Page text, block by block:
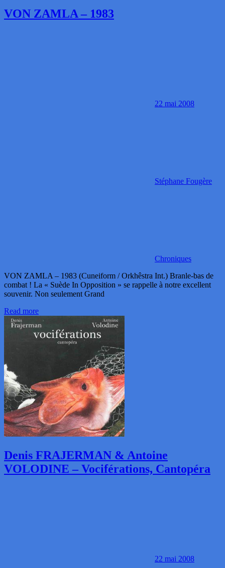
VON ZAMLA – 1983
22 mai 2008
Stéphane Fougère
Chroniques
VON ZAMLA – 1983 (Cuneiform / Orkhêstra Int.) Branle-bas de
combat ! La « Suède In Opposition » se rappelle à notre excellent
souvenir. Non seulement Grand
Read more
Denis FRAJERMAN & Antoine
VOLODINE – Vociférations, Cantopéra
22 mai 2008